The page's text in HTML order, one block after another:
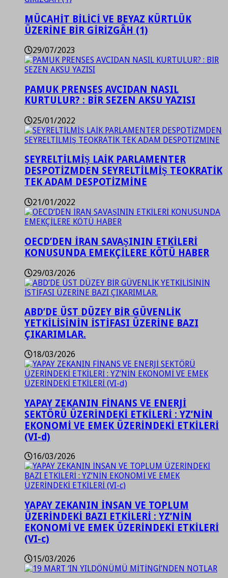
MÜCAHİT BİLİCİ VE BEYAZ KÜRTLÜK
ÜZERİNE BİR GİRİZGÂH (1)
29/07/2023
PAMUK PRENSES AVCIDAN NASIL
KURTULUR? : BİR SEZEN AKSU YAZISI
25/01/2022
SEYRELTİLMİŞ LAİK PARLAMENTER
DESPOTİZMDEN SEYRELTİLMİŞ TEOKRATİK
TEK ADAM DESPOTİZMİNE
21/01/2022
OECD’DEN İRAN SAVAŞININ ETKİLERİ
KONUSUNDA EMEKÇİLERE KÖTÜ HABER
29/03/2026
ABD’DE ÜST DÜZEY BİR GÜVENLİK
YETKİLİSİNİN İSTİFASI ÜZERİNE BAZI
ÇIKARIMLAR.
18/03/2026
YAPAY ZEKANIN FİNANS VE ENERJİ
SEKTÖRÜ ÜZERİNDEKİ ETKİLERİ : YZ’NİN
EKONOMİ VE EMEK ÜZERİNDEKİ ETKİLERİ
(VI-d)
16/03/2026
YAPAY ZEKANIN İNSAN VE TOPLUM
ÜZERİNDEKİ BAZI ETKİLERİ : YZ’NİN
EKONOMİ VE EMEK ÜZERİNDEKİ ETKİLERİ
(VI-c)
15/03/2026